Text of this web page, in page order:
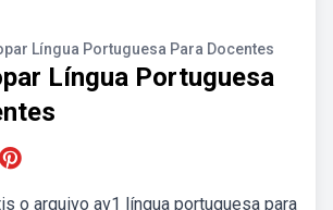
Língua Portuguesa Para Docentes
Língua Portuguesa
o arquivo av1 língua portuguesa para